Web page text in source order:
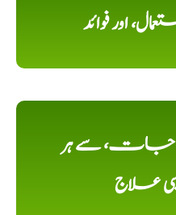
اور فوائد
جات، سے ہر
علاج